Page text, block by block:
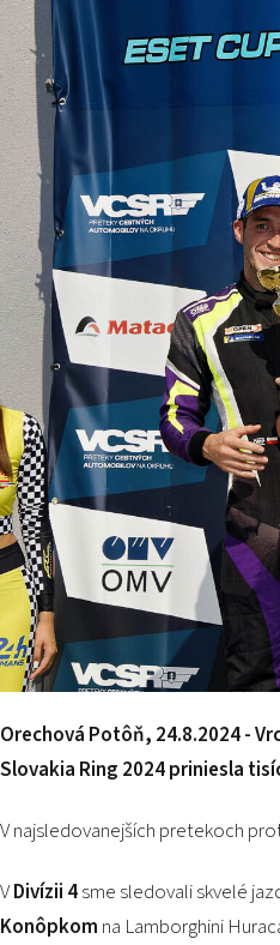
Orechová Potôň, 24.8.2024 -
Slovakia Ring 2024 priniesla
V najsledovanejších pretekoch
VDivízii 4sme sledovali skvelé
Konôpkom na Lamborghini